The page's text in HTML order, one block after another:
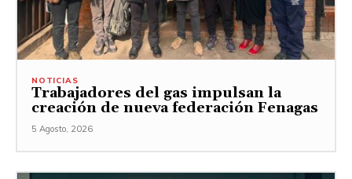
NOTICIAS
Trabajadores del gas impulsan la
creación de nueva federación Fenagas
5 Agosto, 2026